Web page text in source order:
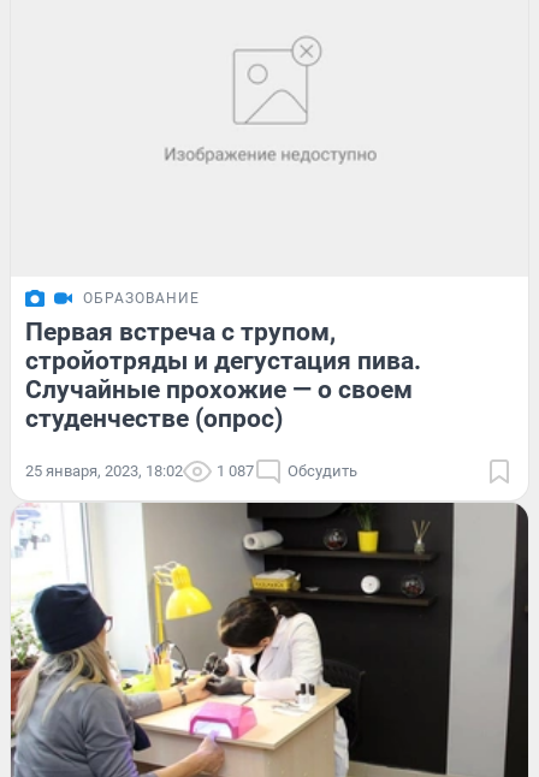
ОБРАЗОВАНИЕ
Первая встреча с трупом,
стройотряды и дегустация пива.
Случайные прохожие — о своем
студенчестве (опрос)
25 января, 2023, 18:02 1 087 Обсудить